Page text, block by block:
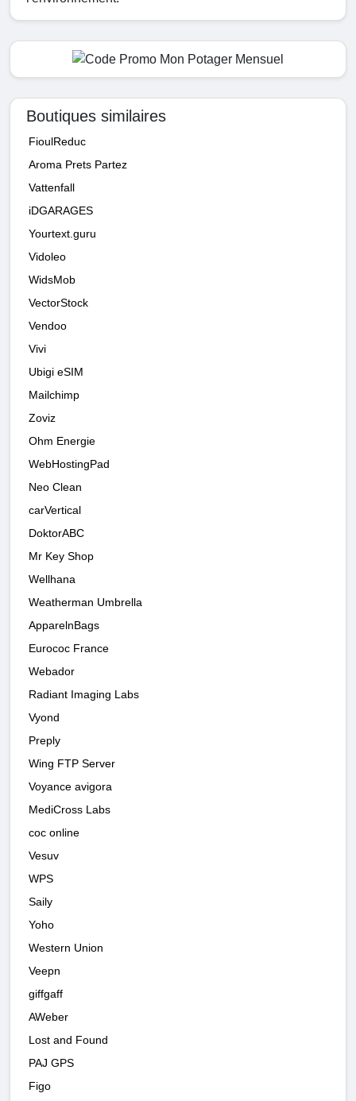
Boutiques similaires
FioulReduc
Aroma Prets Partez
Vattenfall
iDGARAGES
Yourtext.guru
Vidoleo
WidsMob
VectorStock
Vendoo
Vivi
Ubigi eSIM
Mailchimp
Zoviz
Ohm Energie
WebHostingPad
Neo Clean
carVertical
DoktorABC
Mr Key Shop
Wellhana
Weatherman Umbrella
ApparelnBags
Eurococ France
Webador
Radiant Imaging Labs
Vyond
Preply
Wing FTP Server
Voyance avigora
MediCross Labs
coc online
Vesuv
WPS
Saily
Yoho
Western Union
Veepn
giffgaff
AWeber
Lost and Found
PAJ GPS
Figo